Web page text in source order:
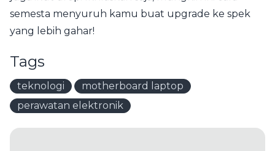
semesta menyuruh kamu buat upgrade ke spek
yang lebih gahar!
Tags
teknologi
motherboard laptop
perawatan elektronik